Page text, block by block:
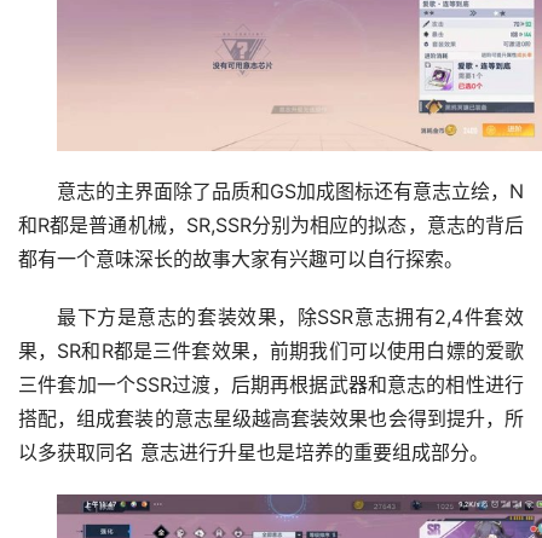
意志的主界面除了品质和GS加成图标还有意志立绘，N
和R都是普通机械，SR,SSR分别为相应的拟态，意志的背后
都有一个意味深长的故事大家有兴趣可以自行探索。
最下方是意志的套装效果，除SSR意志拥有2,4件套效
果，SR和R都是三件套效果，前期我们可以使用白嫖的爱歌
三件套加一个SSR过渡，后期再根据武器和意志的相性进行
搭配，组成套装的意志星级越高套装效果也会得到提升，所
以多获取同名 意志进行升星也是培养的重要组成部分。